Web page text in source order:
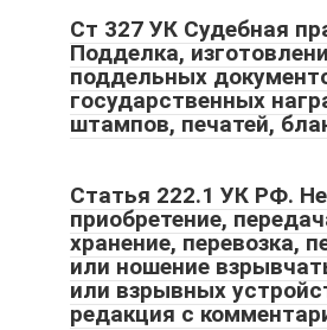
Ст 327 УК Судебная
Подделка,
поддельных
государственных
штампов, печатей,
Статья 222.1 УК РФ.
приобретение,
хранение, перевозка,
или ношение
или взрывных
редакция с